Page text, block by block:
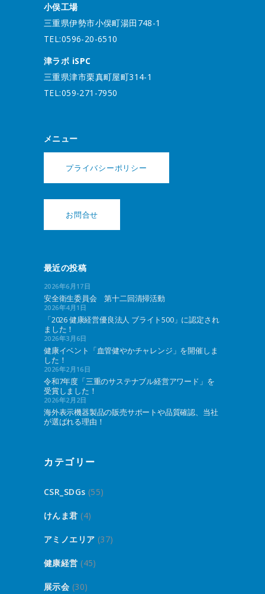
小俣工場
三重県伊勢市小俣町湯田748-1
TEL:0596-20-6510
津ラボ iSPC
三重県津市栗真町屋町314-1
TEL:059-271-7950
メニュー
プライバシーポリシー
お問合せ
最近の投稿
2026年6月17日
安全衛生委員会 第十二回清掃活動
2026年4月1日
「2026 健康経営優良法人 ブライト500」に認定され
ました！
2026年3月6日
健康イベント「血管健やかチャレンジ」を開催しま
した！
2026年2月16日
令和7年度「三重のサステナブル経営アワード」を
受賞しました！
2026年2月2日
海外表示機器製品の販売サポートや品質確認、当社
が選ばれる理由！
カテゴリー
CSR_SDGs (55)
けんま君 (4)
アミノエリア (37)
健康経営 (45)
展示会 (30)